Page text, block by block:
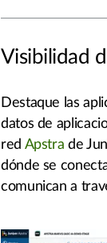
Visibilidad
Destaque las
datos de
red Apstra de
dónde se
comunican a